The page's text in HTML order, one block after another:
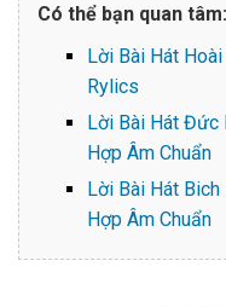
Có thể bạn quan tâm:
Lời Bài Hát
Rylics
Lời Bài Hát Đức
Hợp Âm Chuẩn
Lời Bài Hát Bich
Hợp Âm Chuẩn